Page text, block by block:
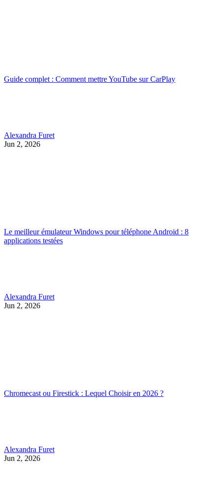
Guide complet : Comment mettre YouTube sur CarPlay
Alexandra Furet
Jun 2, 2026
Le meilleur émulateur Windows pour téléphone Android : 8
applications testées
Alexandra Furet
Jun 2, 2026
Chromecast ou Firestick : Lequel Choisir en 2026 ?
Alexandra Furet
Jun 2, 2026